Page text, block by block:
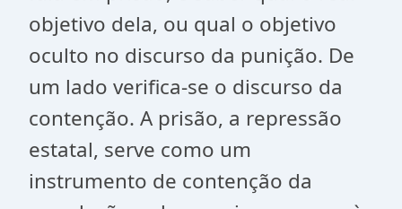
objetivo dela, ou qual o objetivo
oculto no discurso da punição. De
um lado verifica-se o discurso da
contenção. A prisão, a repressão
estatal, serve como um
instrumento de contenção da